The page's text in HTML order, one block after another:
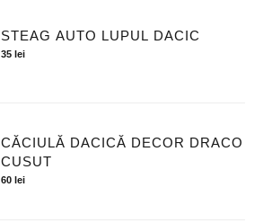
STEAG AUTO LUPUL DACIC
35lei
CĂCIULĂ DACICĂ DECOR DRACO
CUSUT
60 lei